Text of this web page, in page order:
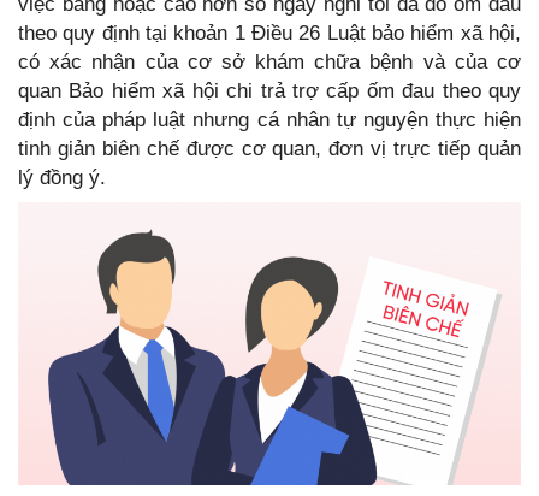
theo quy định tại khoản 1 Điều 26 Luật bảo hiểm xã hội,
có xác nhận của cơ sở khám chữa bệnh và của cơ
quan Bảo hiểm xã hội chi trả trợ cấp ốm đau theo quy
định của pháp luật nhưng cá nhân tự nguyện thực hiện
tinh giản biên chế được cơ quan, đơn vị trực tiếp quản
lý đồng ý.